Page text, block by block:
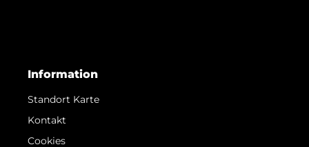
Information
Standort Karte
Kontakt
Cookies